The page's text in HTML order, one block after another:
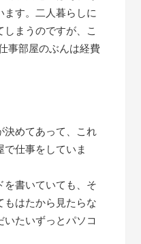
ます。二人暮らしに
しまうのですが、こ
事部屋のぶんは経費
決めてあって、これ
仕事をしていま
を書いていても、そ
もはたから見たらな
たいずっとパソコ